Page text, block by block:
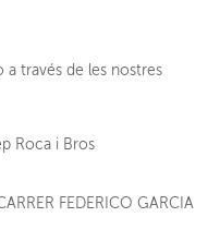
a través de les nostres
Roca i Bros
FEDERICO GARCIA